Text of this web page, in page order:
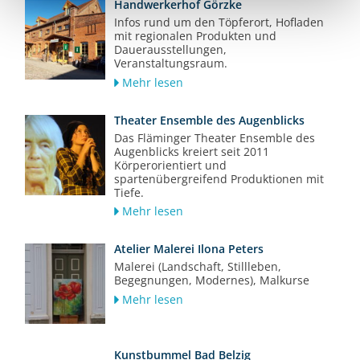
Handwerkerhof Görzke
Infos rund um den Töpferort, Hofladen
mit regionalen Produkten und
Dauerausstellungen,
Veranstaltungsraum.
Mehr lesen
Theater Ensemble des Augenblicks
Das Fläminger Theater Ensemble des
Augenblicks kreiert seit 2011
Körperorientiert und
spartenübergreifend Produktionen mit
Tiefe.
Mehr lesen
Atelier Malerei Ilona Peters
Malerei (Landschaft, Stillleben,
Begegnungen, Modernes), Malkurse
Mehr lesen
Kunstbummel Bad Belzig